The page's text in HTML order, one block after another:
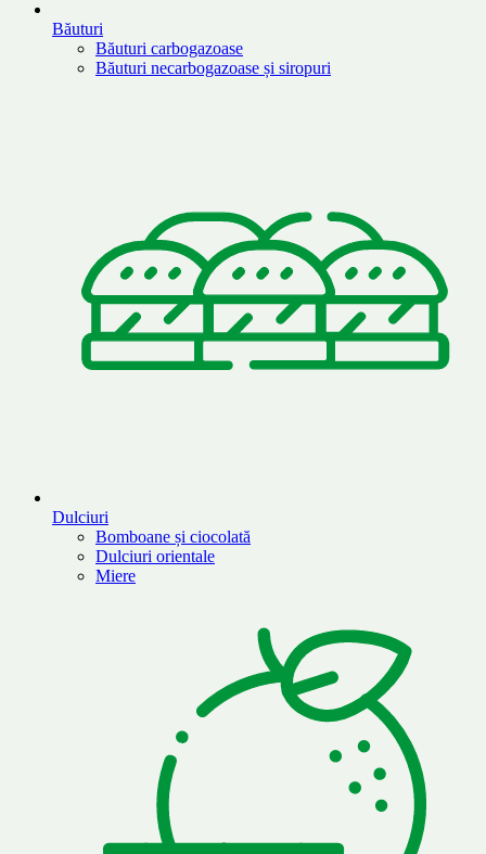
Băuturi
Băuturi carbogazoase
Băuturi necarbogazoase și siropuri
Dulciuri
Bomboane și ciocolată
Dulciuri orientale
Miere